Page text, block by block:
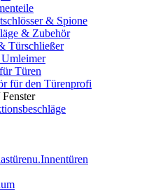
& Spione
& Zubehör
Türschließer
Türen
für den Türenprofi